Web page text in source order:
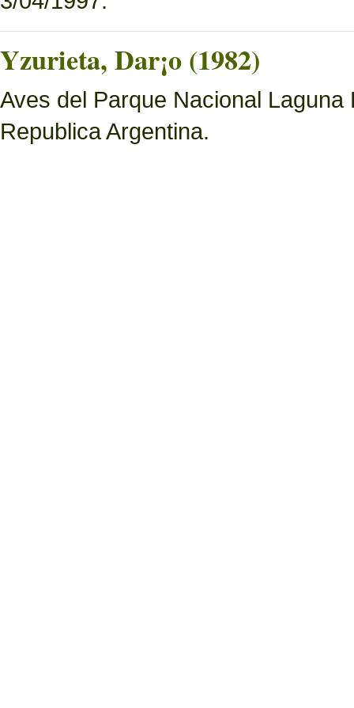
Yzurieta, Dar¡o (1982)
Aves del Parque Nacional
Republica Argentina.